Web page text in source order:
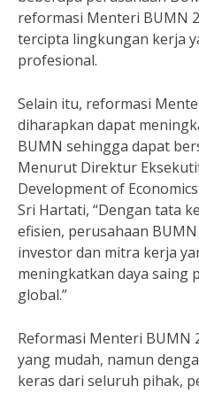
reformasi Menteri BUMN
tercipta lingkungan kerja
profesional.
Selain itu, reformasi
diharapkan dapat
BUMN sehingga dapat
Menurut Direktur
Development of
Sri Hartati, “Dengan tata
efisien, perusahaan
investor dan mitra kerja
meningkatkan daya saing
global.”
Reformasi Menteri BUMN
yang mudah, namun
keras dari seluruh pihak,